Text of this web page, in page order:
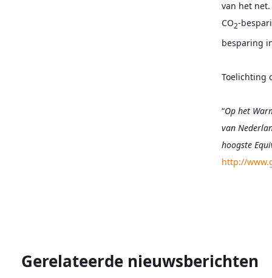
van het
CO2-
besparing
Toelichting
“Op het
van
hoogste
http://
Gerelateerde nieuwsberichten